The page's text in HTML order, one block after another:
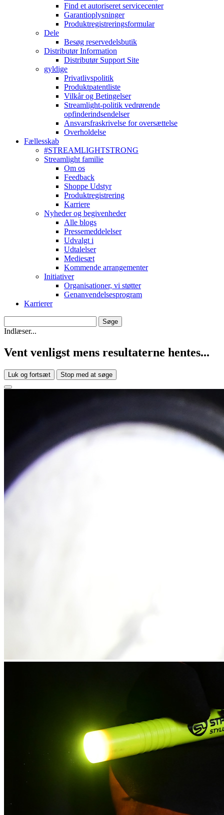
Find et autoriseret servicecenter
Garantioplysninger
Produktregistreringsformular
Dele
Besøg reservedelsbutik
Distributør Information
Distributør Support Site
gyldige
Privatlivspolitik
Produktpatentliste
Vilkår og Betingelser
Streamlight-politik vedrørende
opfinderindsendelser
Ansvarsfraskrivelse for oversættelse
Overholdelse
Fællesskab
#STREAMLIGHTSTRONG
Streamlight familie
Om os
Feedback
Shoppe Udstyr
Produktregistrering
Karriere
Nyheder og begivenheder
Alle blogs
Pressemeddelelser
Udvalgt i
Udtalelser
Mediesæt
Kommende arrangementer
Initiativer
Organisationer, vi støtter
Genanvendelsesprogram
Karrierer
Indlæser...
Vent venligst mens resultaterne hentes...
Luk og fortsæt Stop med at søge